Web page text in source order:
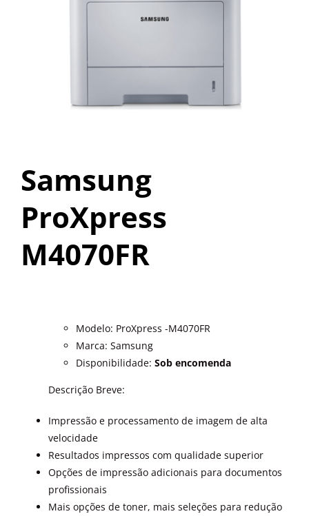
SUPRIMENTOS
Samsung
ProXpress
M4070FR
Modelo: ProXpress -M4070FR
Marca: Samsung
Disponibilidade: Sob encomenda
Descrição Breve:
Impressão e processamento de imagem de alta
velocidade
Resultados impressos com qualidade superior
Opções de impressão adicionais para documentos
profissionais
Mais opções de toner, mais seleções para redução